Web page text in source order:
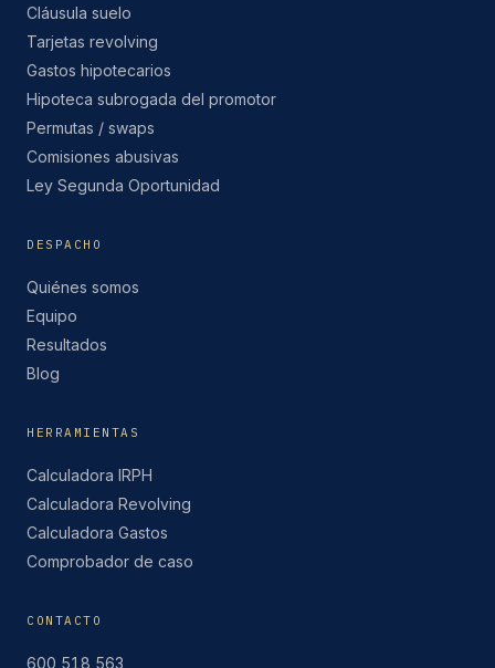
Cláusula suelo
Tarjetas revolving
Gastos hipotecarios
Hipoteca subrogada del promotor
Permutas / swaps
Comisiones abusivas
Ley Segunda Oportunidad
DESPACHO
Quiénes somos
Equipo
Resultados
Blog
HERRAMIENTAS
Calculadora IRPH
Calculadora Revolving
Calculadora Gastos
Comprobador de caso
CONTACTO
600 518 563